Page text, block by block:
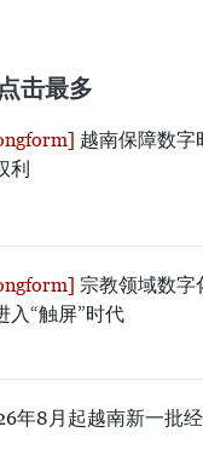
点击最多
越南保障数字
利
宗教领域数字
入“触屏”时代
年8月起越南新一批